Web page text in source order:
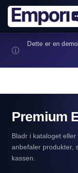
Gå til hovedindhold
ⓘ
Dette er en
Premium
Bladr i kataloget
anbefaler produkter,
kassen.